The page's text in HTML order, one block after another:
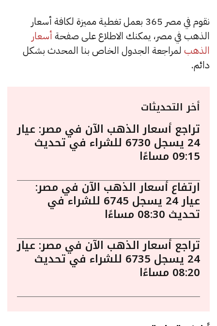
نقوم في مصر 365 بعمل تغطية مميزة لكافة أسعار
الذهب في مصر، يمكنك الاطلاع على صفحة أسعار
الذهب لمراجعة الجدول الخاص بنا المحدث بشكل
دائم.
أخر التحديثات
تراجع أسعار الذهب الآن في مصر: عيار
24 يسجل 6730 للشراء في تحديث
09:15 مساءًا
ارتفاع أسعار الذهب الآن في مصر:
عيار 24 يسجل 6745 للشراء في
تحديث 08:30 مساءًا
تراجع أسعار الذهب الآن في مصر: عيار
24 يسجل 6735 للشراء في تحديث
08:20 مساءًا